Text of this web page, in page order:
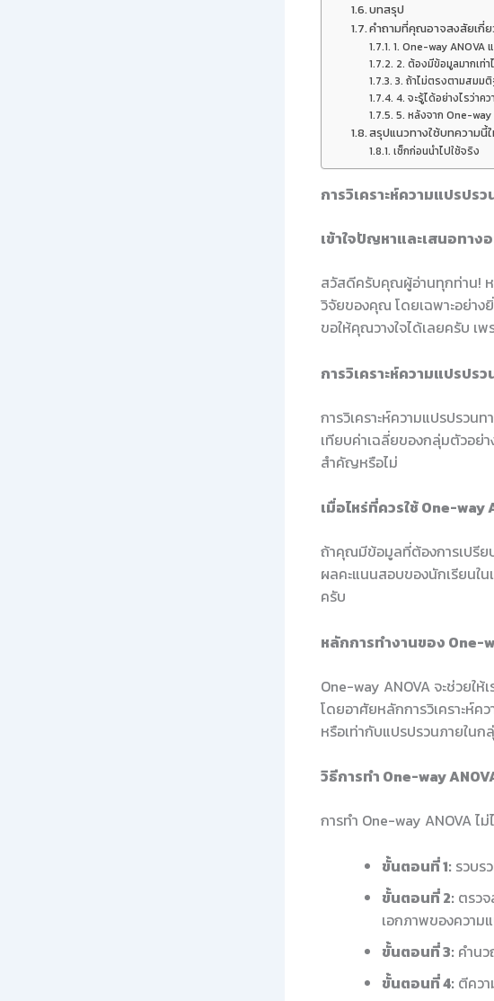
บทสรุป
คำถามที่คุณอาจสงสัยเกี่
1. One-way ANOVA
2. ต้องมีข้อมูลมากเท่า
3. ถ้าไม่ตรงตามสมมติ
4. จะรู้ได้อย่างไรว่า
5. หลังจาก One-way
สรุปแนวทางใช้บทความนี้
เช็กก่อนนำไปใช้จริง
การวิเคราะห์ความแปรปร
เข้าใจปัญหาและเสนอทา
สวัสดีครับคุณผู้อ่านทุกท่าน! ห
วิจัยของคุณ โดยเฉพาะอย่าง
ขอให้คุณวางใจได้เลยครับ เ
การวิเคราะห์ความแปรปร
การวิเคราะห์ความแปรปรวน
เทียบค่าเฉลี่ยของกลุ่มตัวอย่
สำคัญหรือไม่
เมื่อไหร่ที่ควรใช้ One-way
ถ้าคุณมีข้อมูลที่ต้องการเปรีย
ผลคะแนนสอบของนักเรียนใ
ครับ
หลักการทำงานของ One-
One-way ANOVA จะช่วยใ
โดยอาศัยหลักการวิเคราะห์ค
หรือเท่ากับแปรปรวนภายในก
วิธีการทำ One-way
การทำ One-way ANOVA
ขั้นตอนที่ 1: รวบร
ขั้นตอนที่ 2: ตรว
เอกภาพของความ
ขั้นตอนที่ 3: คำน
ขั้นตอนที่ 4: ตีคว